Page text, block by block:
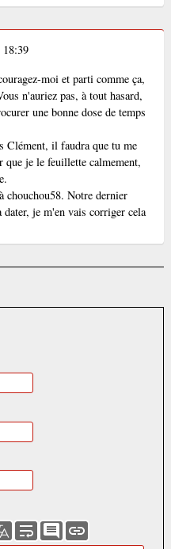
moi et parti comme ça,
n'auriez pas, à tout hasard,
une bonne dose de temps
Clément, il faudra que tu me
que je le feuillette calmement,
chouchou58. Notre dernier
dater, je m'en vais corriger cela